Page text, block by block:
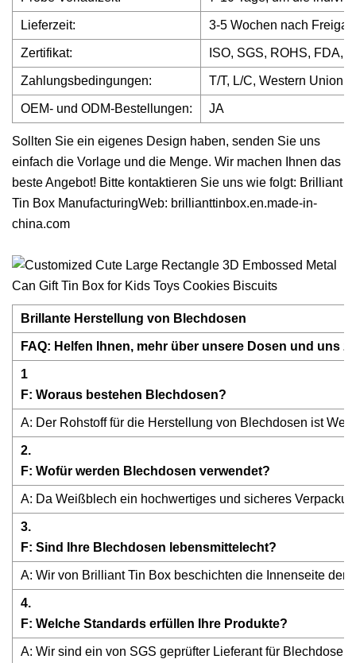
Lieferzeit: 3-5 Wochen nach
Zertifikat: ISO, SGS, ROHS, FDA,
Zahlungsbedingungen: T/T, L/C, Western Union,
OEM- und ODM-Bestellungen: JA
Sollten Sie ein eigenes Design haben, senden Sie uns
einfach die Vorlage und die Menge. Wir machen Ihnen das
beste Angebot! Bitte kontaktieren Sie uns wie folgt: Brilliant
Tin Box ManufacturingWeb: brillianttinbox.en.made-in-
china.com
Brillante Herstellung von Blechdosen
FAQ: Helfen Ihnen, mehr über unsere Dosen und uns
1
F: Woraus bestehen Blechdosen?
A: Der Rohstoff für die Herstellung von Blechdosen ist
2.
F: Wofür werden Blechdosen verwendet?
A: Da Weißblech ein hochwertiges und sicheres
3.
F: Sind Ihre Blechdosen lebensmittelecht?
A: Wir von Brilliant Tin Box beschichten die Innenseite der
4.
F: Welche Standards erfüllen Ihre Produkte?
A: Wir sind ein von SGS geprüfter Lieferant für